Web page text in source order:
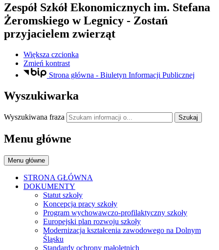
Zespół Szkół Ekonomicznych im. Stefana
Żeromskiego w Legnicy - Zostań
przyjacielem zwierząt
Większa czcionka
Zmień kontrast
Strona główna - Biuletyn Informacji Publicznej
Wyszukiwarka
Wyszukiwana fraza Szukaj
Menu główne
Menu główne
STRONA GŁÓWNA
DOKUMENTY
Statut szkoły
Koncepcja pracy szkoły
Program wychowawczo-profilaktyczny szkoły
Europejski plan rozwoju szkoły
Modernizacja kształcenia zawodowego na Dolnym
Śląsku
Standardy ochrony małoletnich